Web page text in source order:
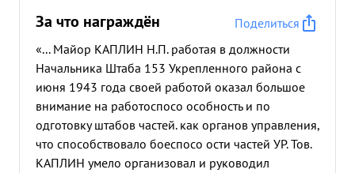
За что награждён
Поделиться
«... Майор КАПЛИН Н.П. работая в должности
Начальника Штаба 153 Укрепленного района с
июня 1943 года своей работой оказал большое
внимание на работоспосо особность и по
одготовку штабов частей. как органов управления,
что способствовало боеспосо ости частей УР. Тов.
КАПЛИН умело организовал и руководил